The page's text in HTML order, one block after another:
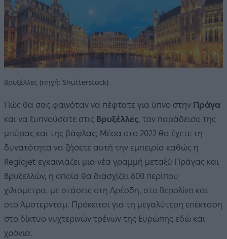
Βρυξέλλες (πηγή: Shutterstock)
Πώς θα σας φαινόταν να πέφτατε για ύπνο στην Πράγα
και να ξυπνούσατε στις Βρυξέλλες, τον παράδεισο της
μπύρας και της βάφλας; Μέσα στο 2022 θα έχετε τη
δυνατότητα να ζήσετε αυτή την εμπειρία καθώς η
Regiojet εγκαινιάζει μια νέα γραμμή μεταξύ Πράγας και
Βρυξελλών, η οποία θα διασχίζει 800 περίπου
χιλιόμετρα, με στάσεις στη Δρέσδη, στο Βερολίνο και
στο Άμστερνταμ. Πρόκειται για τη μεγαλύτερη επέκταση
στο δίκτυο νυχτερινών τρένων της Ευρώπης εδώ και
χρόνια.